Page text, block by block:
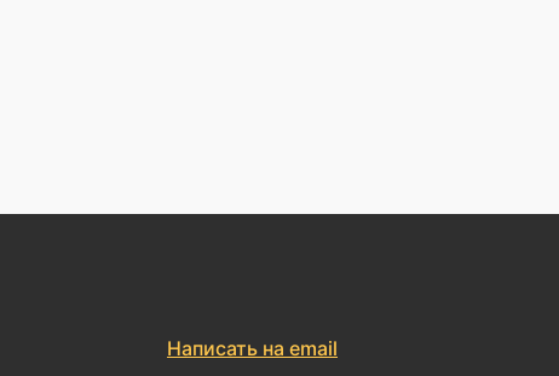
Написать на email